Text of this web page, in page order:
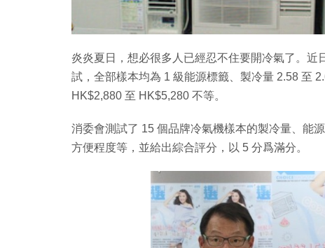
炎炎夏日，想必很多人已經忍不住要開冷氣了。近
試，全部樣本均為 1 級能源標籤、製冷量 2.58 至
HK$2,880 至 HK$5,280 不等。
消委會測試了 15 個品牌冷氣機樣本的製冷量、能
方便程度等，並給出綜合評分，以 5 分爲滿分。